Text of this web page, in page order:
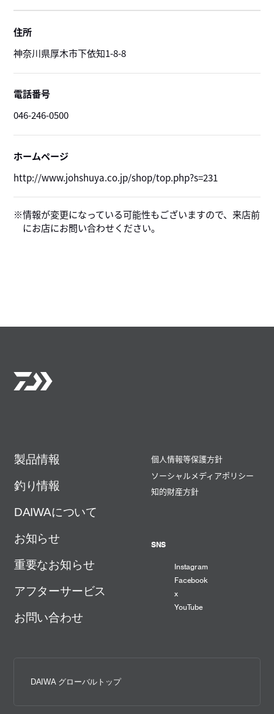
住所
神奈川県厚木市下依知1-8-8
電話番号
046-246-0500
ホームページ
http://www.johshuya.co.jp/shop/top.php?s=231
製品情報
釣り情報
DAIWAについて
お知らせ
重要なお知らせ
アフターサービス
お問い合わせ
個人情報等保護方針
ソーシャルメディアポリシー
知的財産方針
SNS
Instagram
Facebook
x
YouTube
DAIWA グローバルトップ